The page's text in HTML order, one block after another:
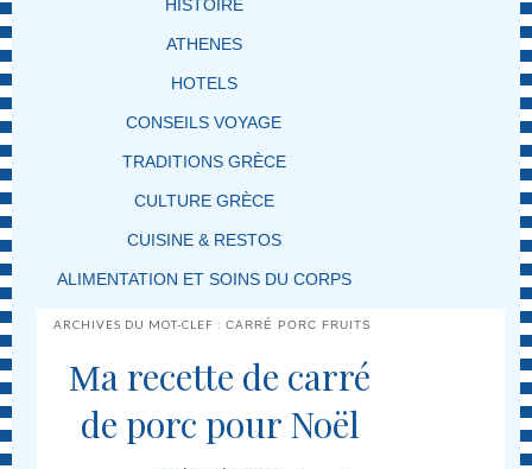
HISTOIRE
ATHENES
HOTELS
CONSEILS VOYAGE
TRADITIONS GRÈCE
CULTURE GRÈCE
CUISINE & RESTOS
ALIMENTATION ET SOINS DU CORPS
ARCHIVES DU MOT-CLEF :CARRÉ PORC FRUITS
Μa recette de carré
de porc pour Noël